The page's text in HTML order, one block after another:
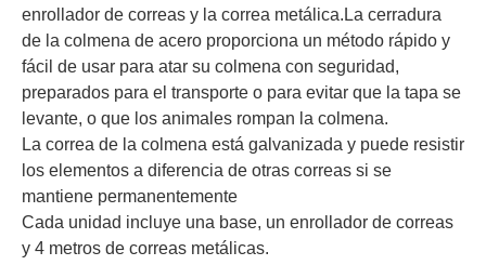
enrollador de correas y la correa metálica.La cerradura
de la colmena de acero proporciona un método rápido y
fácil de usar para atar su colmena con seguridad,
preparados para el transporte o para evitar que la tapa se
levante, o que los animales rompan la colmena.
La correa de la colmena está galvanizada y puede resistir
los elementos a diferencia de otras correas si se
mantiene permanentemente
Cada unidad incluye una base, un enrollador de correas
y 4 metros de correas metálicas.